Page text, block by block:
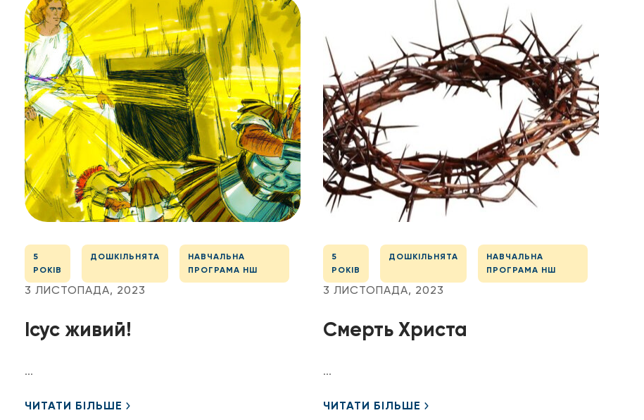
5
РОКІВ
ДОШКІЛЬНЯТА
НАВЧАЛЬНА
ПРОГРАМА НШ
3 ЛИСТОПАДА, 2023
Ісус живий!
...
ЧИТАТИ БІЛЬШЕ
5
РОКІВ
ДОШКІЛЬНЯТА
НАВЧАЛЬНА
ПРОГРАМА НШ
3 ЛИСТОПАДА, 2023
Смерть Христа
...
ЧИТАТИ БІЛЬШЕ